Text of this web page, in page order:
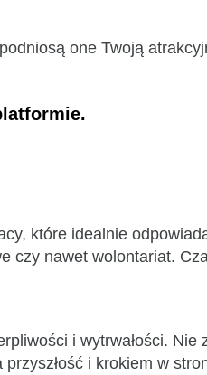
one Twoją
które idealnie
nawet wolontariat.
i wytrwałości.
i krokiem w